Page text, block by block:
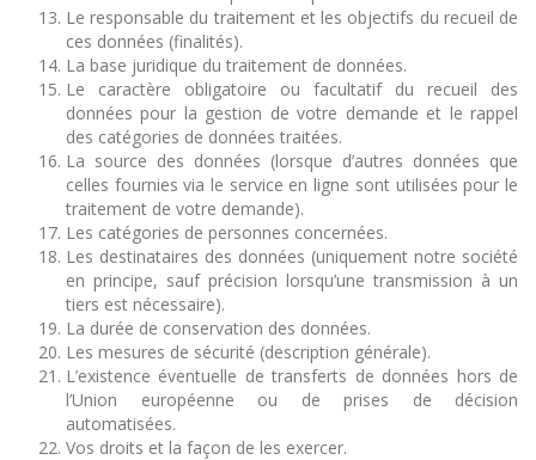
Le responsable du traitement et les objectifs du recueil de
ces données (finalités).
La base juridique du traitement de données.
Le caractère obligatoire ou facultatif du recueil des
données pour la gestion de votre demande et le rappel
des catégories de données traitées.
La source des données (lorsque d’autres données que
celles fournies via le service en ligne sont utilisées pour le
traitement de votre demande).
Les catégories de personnes concernées.
Les destinataires des données (uniquement notre société
en principe, sauf précision lorsqu’une transmission à un
tiers est nécessaire).
La durée de conservation des données.
Les mesures de sécurité (description générale).
L’existence éventuelle de transferts de données hors de
l’Union européenne ou de prises de décision
automatisées.
Vos droits et la façon de les exercer.